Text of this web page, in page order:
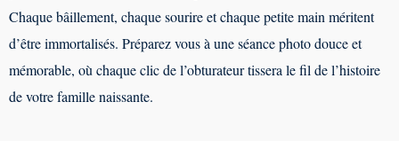
Chaque bâillement, chaque sourire et chaque petite main méritent
d’être immortalisés. Préparez vous à une séance photo douce et
mémorable, où chaque clic de l’obturateur tissera le fil de l’histoire
de votre famille naissante.